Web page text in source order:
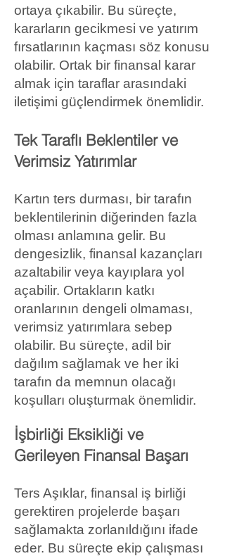
ortaya çıkabilir. Bu süreçte,
kararların gecikmesi ve yatırım
fırsatlarının kaçması söz konusu
olabilir. Ortak bir finansal karar
almak için taraflar arasındaki
iletişimi güçlendirmek önemlidir.
Tek Taraflı Beklentiler ve
Verimsiz Yatırımlar
Kartın ters durması, bir tarafın
beklentilerinin diğerinden fazla
olması anlamına gelir. Bu
dengesizlik, finansal kazançları
azaltabilir veya kayıplara yol
açabilir. Ortakların katkı
oranlarının dengeli olmaması,
verimsiz yatırımlara sebep
olabilir. Bu süreçte, adil bir
dağılım sağlamak ve her iki
tarafın da memnun olacağı
koşulları oluşturmak önemlidir.
İşbirliği Eksikliği ve
Gerileyen Finansal Başarı
Ters Aşıklar, finansal iş birliği
gerektiren projelerde başarı
sağlamakta zorlanıldığını ifade
eder. Bu süreçte ekip çalışması